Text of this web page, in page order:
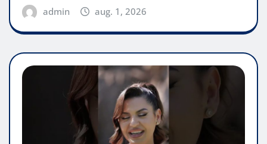
admin aug. 1, 2026